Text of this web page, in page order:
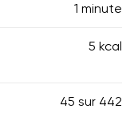
1 minute
5 kcal
45 sur 442